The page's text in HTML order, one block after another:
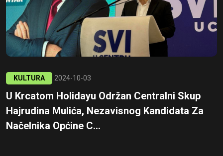
KULTURA 2024-10-03
U Krcatom Holidayu Održan Centralni Skup
Hajrudina Mulića, Nezavisnog Kandidata Za
Načelnika Općine C...